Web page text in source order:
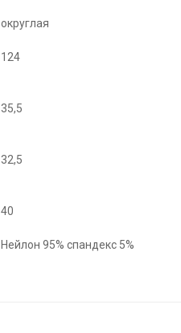
округлая
124
35,5
32,5
40
Нейлон 95% спандекс 5%